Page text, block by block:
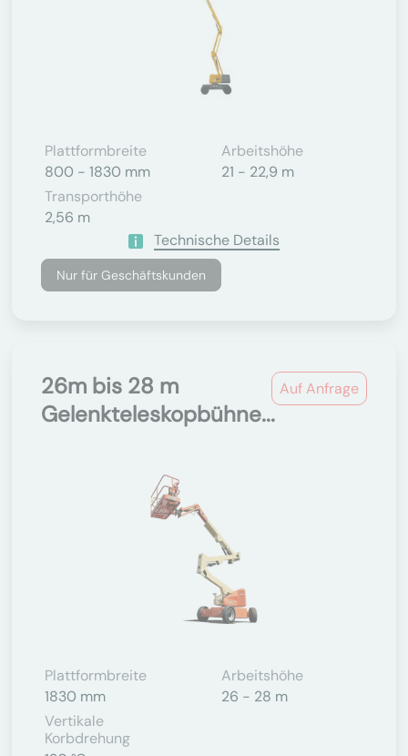
Plattformbreite
800 - 1830 mm
Arbeitshöhe
21 - 22,9 m
Transporthöhe
2,56 m
Technische Details
Nur für Geschäftskunden
Auf Anfrage
26m bis 28 m
Gelenkteleskopbühne...
Plattformbreite
1830 mm
Arbeitshöhe
26 - 28 m
Vertikale
Korbdrehung